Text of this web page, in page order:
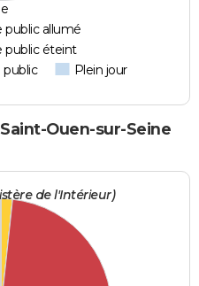
public allumé
public éteint
public
Plein jour
Ouen-sur-Seine
de l'Intérieur)